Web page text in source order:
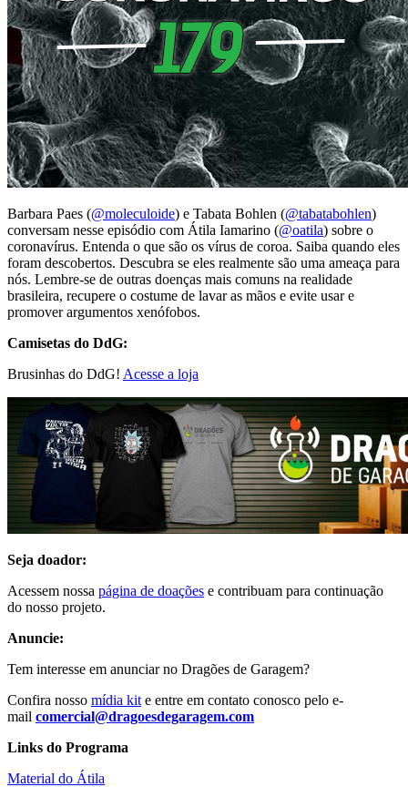
Barbara Paes (@moleculoide) e Tabata Bohlen (@tabatabohlen)
conversam nesse episódio com Átila Iamarino (@oatila) sobre o
coronavírus. Entenda o que são os vírus de coroa. Saiba quando eles
foram descobertos. Descubra se eles realmente são uma ameaça para
nós. Lembre-se de outras doenças mais comuns na realidade
brasileira, recupere o costume de lavar as mãos e evite usar e
promover argumentos xenófobos.
Camisetas do DdG:
Brusinhas do DdG! Acesse a loja
Seja doador:
Acessem nossa página de doações e contribuam para continuação
do nosso projeto.
Anuncie:
Tem interesse em anunciar no Dragões de Garagem?
Confira nosso mídia kit e entre em contato conosco pelo e-
mail comercial@dragoesdegaragem.com
Links do Programa
Material do Átila